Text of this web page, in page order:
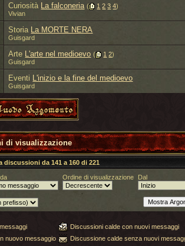
Curiosità La falconeria‎( 1 2 3 4)
Vivian
Storia La MORTE NERA
Guisgard
Arte L'arte nel medioevo ‎( 1 2)
Guisgard
Eventi L'inizio e la fine del medioevo
Guisgard
di visualizzazione
discussioni da 141 a 160 di 221
Ordine di visualizzazione Dal
Discussioni calde con nuovi messaggi
nuovo messaggio
Discussione calde senza nuovi